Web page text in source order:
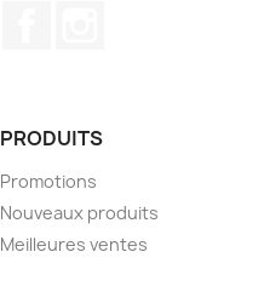
PRODUITS
Promotions
Nouveaux produits
Meilleures ventes